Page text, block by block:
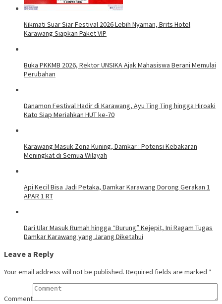
Nikmati Suar Siar Festival 2026 Lebih Nyaman, Brits Hotel
Karawang Siapkan Paket VIP
Buka PKKMB 2026, Rektor UNSIKA Ajak Mahasiswa Berani Memulai
Perubahan
Danamon Festival Hadir di Karawang, Ayu Ting Ting hingga Hiroaki
Kato Siap Meriahkan HUT ke-70
Karawang Masuk Zona Kuning, Damkar : Potensi Kebakaran
Meningkat di Semua Wilayah
Api Kecil Bisa Jadi Petaka, Damkar Karawang Dorong Gerakan 1
APAR 1 RT
Dari Ular Masuk Rumah hingga “Burung” Kejepit, Ini Ragam Tugas
Damkar Karawang yang Jarang Diketahui
Leave a Reply
Your email address will not be published. Required fields are marked *
Comment